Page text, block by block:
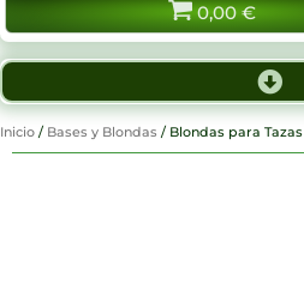
0,00 €
Inicio / Bases y Blondas / Blondas para Tazas